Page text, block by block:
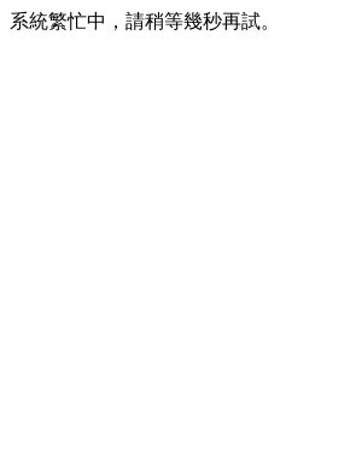
系統繁忙中，請稍等幾秒再試。